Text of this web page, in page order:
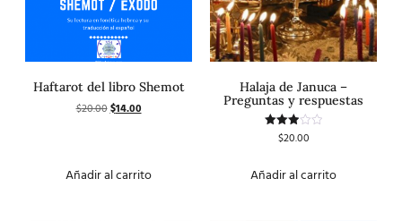
Haftarot del libro Shemot
$20.00$14.00
Añadir al carrito
Halaja de Januca –
Preguntas y respuestas
Valorado
con
$20.00
Añadir al carrito